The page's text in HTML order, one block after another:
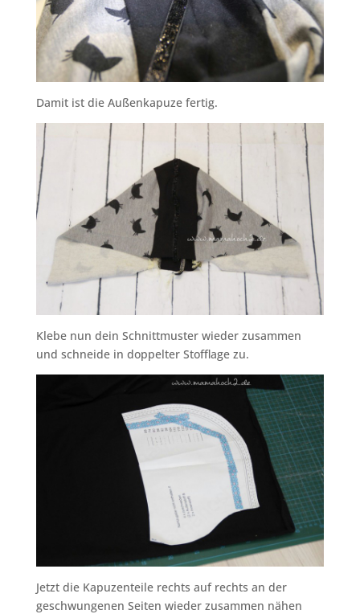
Damit ist die Außenkapuze fertig.
Klebe nun dein Schnittmuster wieder zusammen
und schneide in doppelter Stofflage zu.
Jetzt die Kapuzenteile rechts auf rechts an der
geschwungenen Seiten wieder zusammen nähen